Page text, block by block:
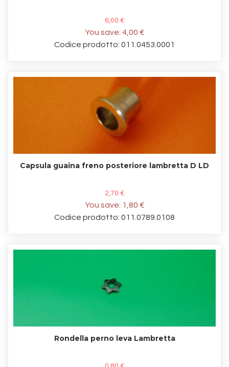
6,00 €
You save: 4,00 €
Codice prodotto: 011.0453.0001
Capsula guaina freno posteriore lambretta D LD
2,70 €
You save: 1,80 €
Codice prodotto: 011.0789.0108
Rondella perno leva Lambretta